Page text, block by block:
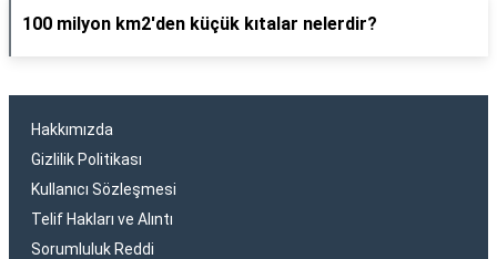
100 milyon km2'den küçük kıtalar nelerdir?
Hakkımızda
Gizlilik Politikası
Kullanıcı Sözleşmesi
Telif Hakları ve Alıntı
Sorumluluk Reddi